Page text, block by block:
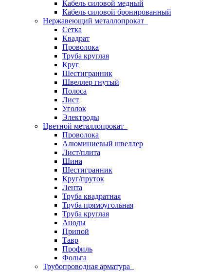
Кабель силовой медный
Кабель силовой бронированный
Нержавеющий металлопрокат
Сетка
Квадрат
Проволока
Труба круглая
Круг
Шестигранник
Швеллер гнутый
Полоса
Лист
Уголок
Электроды
Цветной металлопрокат
Проволока
Алюминиевый швеллер
Лист/плита
Шина
Шестигранник
Круг/пруток
Лента
Труба квадратная
Труба прямоугольная
Труба круглая
Аноды
Припой
Тавр
Профиль
Фольга
Трубопроводная арматура